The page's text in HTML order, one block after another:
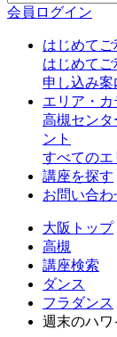
会員ログイン
はじめて
はじめて
申し込み案
エリア・カ
高槻センタ
ント
すべてのエ
講座を探す
お問い合わ
大阪トップ
高槻
講座検索
ダンス
フラダンス
週末のハワ